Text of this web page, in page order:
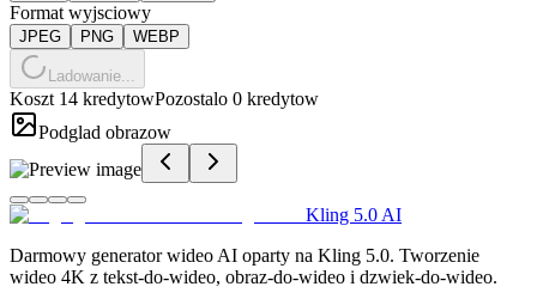
Format wyjsciowy
JPEG PNG WEBP
Ladowanie...
Koszt 14 kredytowPozostalo 0 kredytow
Podglad obrazow
Kling 5.0 AI
Darmowy generator wideo AI oparty na Kling 5.0. Tworzenie
wideo 4K z tekst-do-wideo, obraz-do-wideo i dzwiek-do-wideo.